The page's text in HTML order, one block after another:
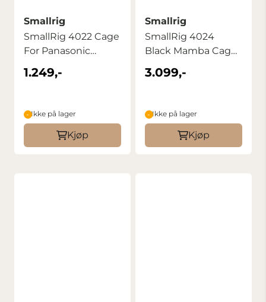
Smallrig
SmallRig 4022 Cage
For Panasonic
Lumix S5 II
1.249,-
Ikke på lager
Kjøp
Smallrig
SmallRig 4024
Black Mamba Cage
Kit For Panasonic ...
3.099,-
Ikke på lager
Kjøp